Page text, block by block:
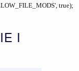
true);
I